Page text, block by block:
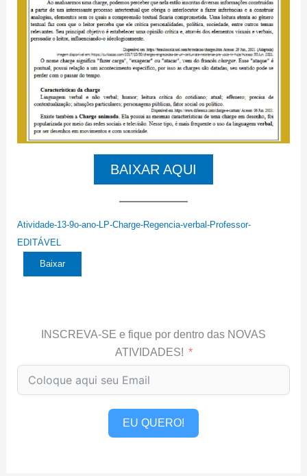
BAIXAR AQUI
Atividade-13-9o-ano-LP-Charge-Regencia-verbal-Professor-
EDITÁVEL
Baixar
INSCREVA-SE e fique por dentro das NOVAS
ATIVIDADES!
EU QUERO!